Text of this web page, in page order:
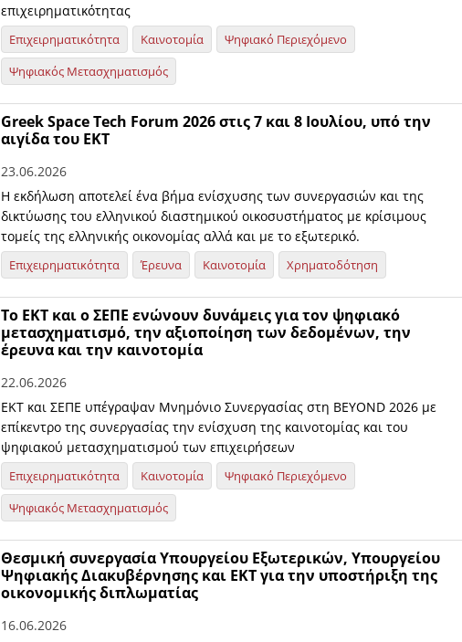
επιχειρηματικότητας
Επιχειρηματικότητα Καινοτομία
Ψηφιακό Περιεχόμενο
Ψηφιακός Μετασχηματισμός
Greek Space Tech Forum 2026 στις 7 και 8 Ιουλίου, υπό την
αιγίδα του ΕΚΤ
23.06.2026
Η εκδήλωση αποτελεί ένα βήμα ενίσχυσης των συνεργασιών και της
δικτύωσης του ελληνικού διαστημικού οικοσυστήματος με κρίσιμους
τομείς της ελληνικής οικονομίας αλλά και με το εξωτερικό.
Επιχειρηματικότητα Έρευνα Καινοτομία Χρηματοδότηση
Το ΕΚΤ και ο ΣΕΠΕ ενώνουν δυνάμεις για τον ψηφιακό
μετασχηματισμό, την αξιοποίηση των δεδομένων, την
έρευνα και την καινοτομία
22.06.2026
ΕΚΤ και ΣΕΠΕ υπέγραψαν Μνημόνιο Συνεργασίας στη BEYOND 2026 με
επίκεντρο της συνεργασίας την ενίσχυση της καινοτομίας και του
ψηφιακού μετασχηματισμού των επιχειρήσεων
Επιχειρηματικότητα Καινοτομία
Ψηφιακό Περιεχόμενο
Ψηφιακός Μετασχηματισμός
Θεσμική συνεργασία Υπουργείου Εξωτερικών, Υπουργείου
Ψηφιακής Διακυβέρνησης και ΕΚΤ για την υποστήριξη της
οικονομικής διπλωματίας
16.06.2026